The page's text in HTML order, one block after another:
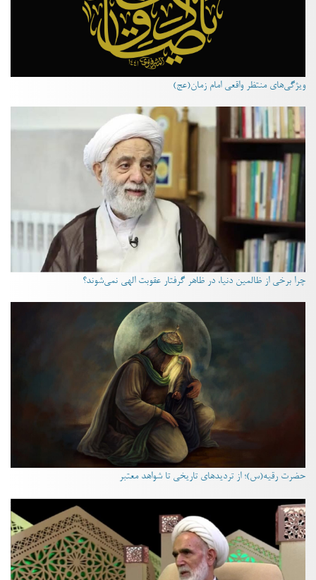
ویژگی‌های منتظر واقعی امام زمان(عج)
چرا برخی از ظالمین دنیا، در ظاهر گرفتار عقوبت الهی نمی‌شوند؟
حضرت رقیه(س)؛ از تردیدهای تاریخی تا شواهد معتبر